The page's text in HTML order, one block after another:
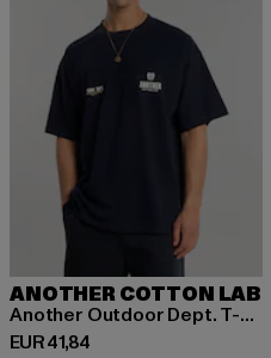
ANOTHER COTTON LAB
Another Outdoor Dept. T-Shirt
EUR 41,84
Huidige prijs: EUR 41,84